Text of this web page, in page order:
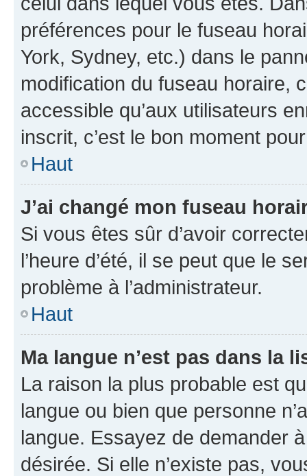
préférences pour le fuseau
York, Sydney, etc.) dans le
modification du fuseau horaire,
accessible qu’aux utilisateurs
inscrit, c’est le bon moment
Haut
J’ai changé mon fuseau
Si vous êtes sûr d’avoir
l’heure d’été, il se peut que le
problème à l’administrateur.
Haut
Ma langue n’est pas dans la
La raison la plus probable est
langue ou bien que personne
langue. Essayez de demander
désirée. Si elle n’existe pas,